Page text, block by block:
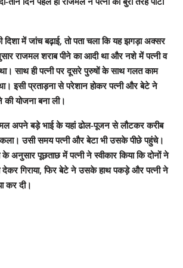
दिशा में जांच बढ़ाई, तो पता चला कि यह झगड़ा अक्सर
राजमल शराब पीने का आदी था और नशे में पत्नी व
साथ ही पत्नी पर दूसरे पुरुषों के साथ गलत काम
इसी प्रताड़ना से परेशान होकर पत्नी और बेटे ने
योजना बना ली।
अपने बड़े भाई के यहां ढोल-पूजन से लौटकर करीब
उसी समय पत्नी और बेटा भी उसके पीछे पहुंचे।
के अनुसार पूछताछ में पत्नी ने स्वीकार किया कि दोनों ने
गिराया, फिर बेटे ने उसके हाथ पकड़े और पत्नी ने
कर दी।